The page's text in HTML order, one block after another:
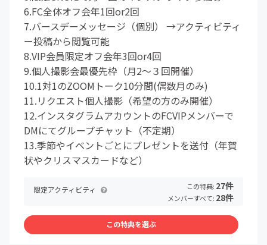
6.FC全体オフ会年1回or2回
7.バースデーメッセージ（個別） →アクティビティ
ー投稿から閲覧可能
8.VIP会員限定オフ会年3回or4回
9.個人撮影会最優先枠（月2〜３回開催）
10.1対1のZOOMトーク10分間(偶数月のみ)
11.リクエスト個人撮影（希望の方のみ開催）
12.インスタグラムアカウントのFCVIPメンバーで
DMにてグループチャット（不定期）
13.季節やイベントごとにプレゼントを送付（年賀
状やクリスマスカードなど）
限定アクティビティ この特典: 27件
メンバーすべて: 28件
この特典を選ぶ